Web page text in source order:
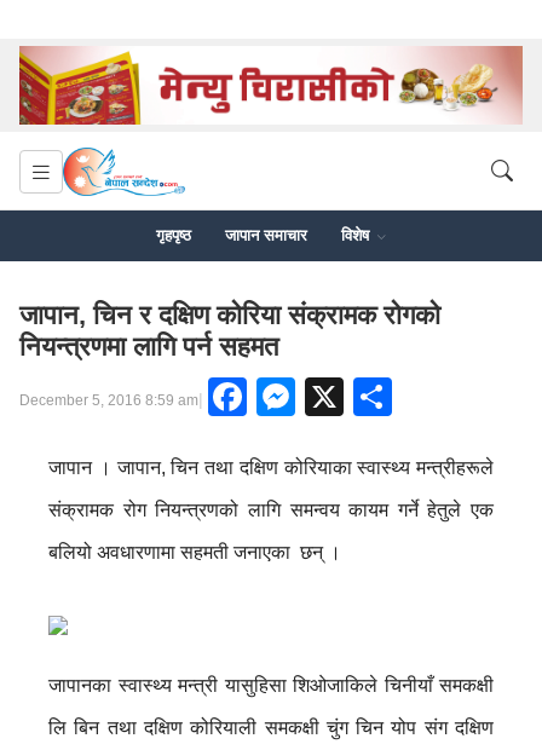
गृहपृष्ठ जापान समाचार विशेष
जापान, चिन र दक्षिण कोरिया संक्रामक रोगको
नियन्त्रणमा लागि पर्न सहमत
December 5, 2016 8:59 am| Facebook
Messenger
X
जापान । जापान, चिन तथा दक्षिण कोरियाका स्वास्थ्य मन्त्रीहरूले
संक्रामक रोग नियन्त्रणको लागि समन्वय कायम गर्ने हेतुले एक
बलियो अवधारणामा सहमती जनाएका छन् ।
जापानका स्वास्थ्य मन्त्री यासुहिसा शिओजाकिले चिनीयाँ समकक्षी
लि बिन तथा दक्षिण कोरियाली समकक्षी चुंग चिन योप संग दक्षिण